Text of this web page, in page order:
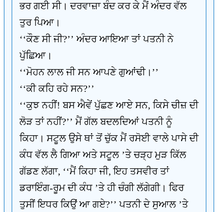
ਭਰ ਗਈ ਸੀ। ਦਰਵਾਜ਼ਾ ਬੰਦ ਕਰ ਕੇ ਮੈਂ ਅੰਦਰ ਵੱਲ
ਤੁਰ ਪਿਆ।
‘‘ਕੌਣ ਸੀ ਜੀ?’’ ਅੰਦਰ ਆਇਆ ਤਾਂ ਪਤਨੀ ਨੇ
ਪੁੱਛਿਆ।
‘‘ਮੋਹਨ ਲਾਲ ਜੀ ਸਨ ਆਪਣੇ ਗੁਆਂਢੀ।’’
‘‘ਕੀ ਕਹਿ ਰਹੇ ਸਨ?’’
‘‘ਕੁਝ ਨਹੀਂ! ਬਸ ਐਵੇਂ ਪੁੱਛਣ ਆਏ ਸਨ, ਕਿਸੇ ਚੀਜ਼ ਦੀ
ਲੋੜ ਤਾਂ ਨਹੀਂ?’’ ਮੈਂ ਗੱਲ ਬਦਲਦਿਆਂ ਪਤਨੀ ਨੂੰ
ਕਿਹਾ। ਸਟੂਲ ਉਸੇ ਥਾਂ ਤੋਂ ਚੁੱਕ ਮੈਂ ਰਸੋਈ ਵਾਲੇ ਪਾਸੇ ਦੀ
ਕੰਧ ਵੱਲ ਲੈ ਗਿਆ ਅਤੇ ਸਟੂਲ ’ਤੇ ਚੜ੍ਹ ਮੁੜ ਕਿੱਲ
ਗੱਡਣ ਲੱਗਾ, ‘‘ਮੈਂ ਕਿਹਾ ਜੀ, ਇਹ ਤਸਵੀਰ ਤਾਂ
ਡਰਾਇੰਗ-ਰੂਮ ਦੀ ਕੰਧ ’ਤੇ ਹੀ ਚੰਗੀ ਲੱਗੇਗੀ। ਫਿਰ
ਤੁਸੀਂ ਇਧਰ ਕਿਉਂ ਆ ਗਏ?’’ ਪਤਨੀ ਦੇ ਸੁਆਲ ’ਤੇ